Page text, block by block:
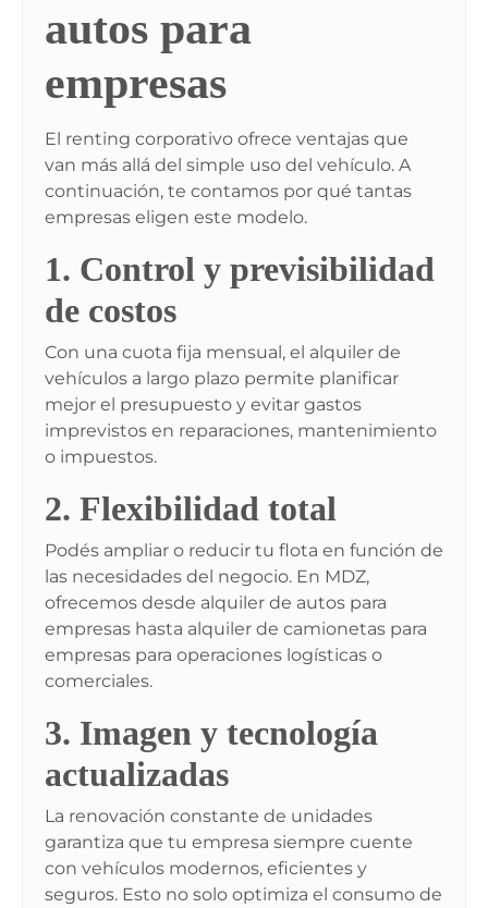
autos para
empresas
El renting corporativo ofrece ventajas que
van más allá del simple uso del vehículo. A
continuación, te contamos por qué tantas
empresas eligen este modelo.
1. Control y previsibilidad
de costos
Con una cuota fija mensual, el alquiler de
vehículos a largo plazo permite planificar
mejor el presupuesto y evitar gastos
imprevistos en reparaciones, mantenimiento
o impuestos.
2. Flexibilidad total
Podés ampliar o reducir tu flota en función de
las necesidades del negocio. En MDZ,
ofrecemos desde alquiler de autos para
empresas hasta alquiler de camionetas para
empresas para operaciones logísticas o
comerciales.
3. Imagen y tecnología
actualizadas
La renovación constante de unidades
garantiza que tu empresa siempre cuente
con vehículos modernos, eficientes y
seguros. Esto no solo optimiza el consumo de